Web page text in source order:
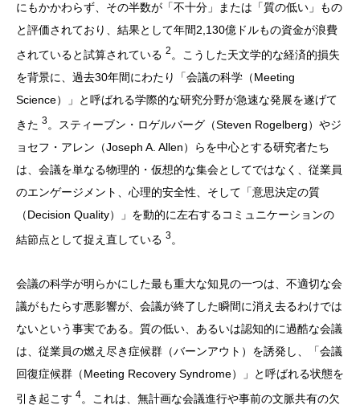
にもかかわらず、その半数が「不十分」または「質の低い」もの
と評価されており、結果として年間2,130億ドルもの資金が浪費
されていると試算されている 2 。こうした天文学的な経済的損失
を背景に、過去30年間にわたり「会議の科学（Meeting
Science）」と呼ばれる学際的な研究分野が急速な発展を遂げて
きた 3。スティーブン・ロゲルバーグ（Steven Rogelberg）やジ
ョセフ・アレン（Joseph A. Allen）らを中心とする研究者たち
は、会議を単なる物理的・仮想的な集会としてではなく、従業員
のエンゲージメント、心理的安全性、そして「意思決定の質
（Decision Quality）」を動的に左右するコミュニケーションの
結節点として捉え直している 3。
会議の科学が明らかにした最も重大な知見の一つは、不適切な会
議がもたらす悪影響が、会議が終了した瞬間に消え去るわけでは
ないという事実である。質の低い、あるいは認知的に過酷な会議
は、従業員の燃え尽き症候群（バーンアウト）を誘発し、「会議
回復症候群（Meeting Recovery Syndrome）」と呼ばれる状態を
引き起こす 4。これは、無計画な会議進行や事前の文脈共有の欠